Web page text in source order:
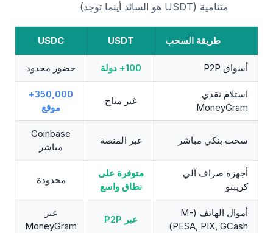
متنامية (USDT هو السائد أينما توجد)
طريقة السحب USDT
USDC
أسواق P2P 100+ دولة حضور محدود
استلام نقدي
MoneyGram
غير متاح
350,000+
موقع
سحب بنكي مباشر عبر المنصة
Coinbase
مباشر
أجهزة صراف آلي
كريبتو
متوفرة على
نطاق واسع
محدودة
أموال الهاتف (M-
PESA, PIX, GCash)
عبر P2P
عبر
MoneyGram